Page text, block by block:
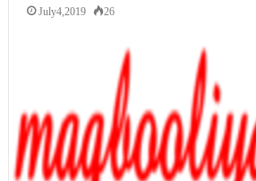
July 4, 2019 26